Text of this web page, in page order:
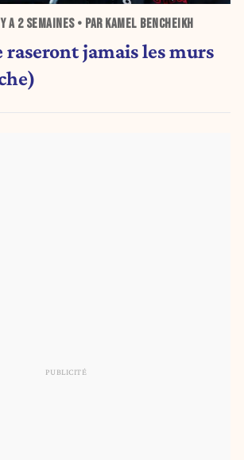
A2 SEMAINES• PAR KAMEL BENCHEIKH
raseront jamais les murs